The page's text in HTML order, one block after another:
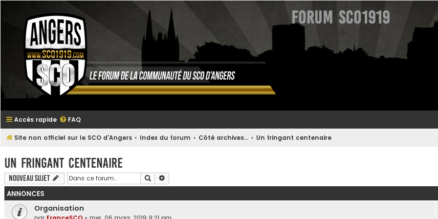
Forum SCO1919
Accès rapide FAQ
Site non officiel sur le SCO d'Angers Index du forum Côté archives... Un fringant centenaire
Un fringant centenaire
Nouveau sujet Rechercher
ANNONCES
Organisation